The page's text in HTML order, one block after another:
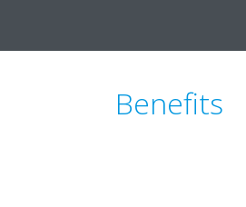
Benefits